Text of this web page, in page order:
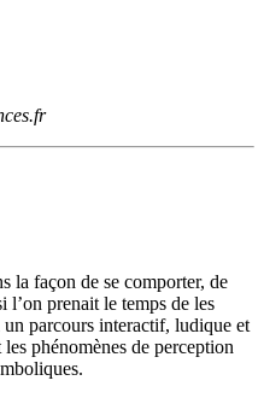
la façon de se comporter, de
l’on prenait le temps de les
parcours interactif, ludique et
phénomènes de perception